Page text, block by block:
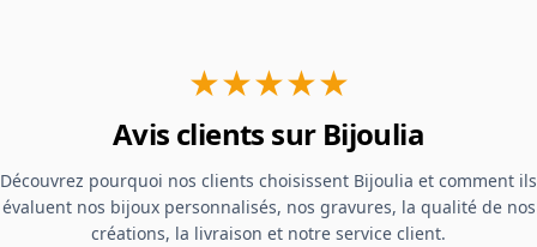
★★★★★
Avis clients sur Bijoulia
Découvrez pourquoi nos clients choisissent Bijoulia et comment ils
évaluent nos bijoux personnalisés, nos gravures, la qualité de nos
créations, la livraison et notre service client.